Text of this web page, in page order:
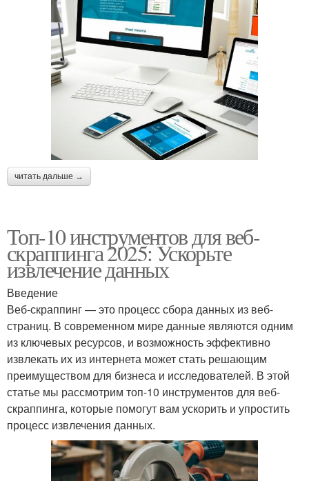
читать дальше →
Топ-10 инструментов для веб-
скраппинга 2025: Ускорьте
извлечение данных
Введение
Веб-скраппинг — это процесс сбора данных из веб-
страниц. В современном мире данные являются одним
из ключевых ресурсов, и возможность эффективно
извлекать их из интернета может стать решающим
преимуществом для бизнеса и исследователей. В этой
статье мы рассмотрим топ-10 инструментов для веб-
скраппинга, которые помогут вам ускорить и упростить
процесс извлечения данных.